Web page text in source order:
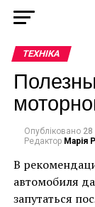
ТЕХНІКА
Опубліковано 28
Редактор Марія
В
автомобиля
запутаться